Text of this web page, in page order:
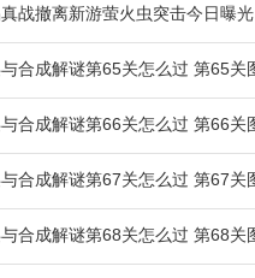
战撤离新游萤火虫突击今日曝光